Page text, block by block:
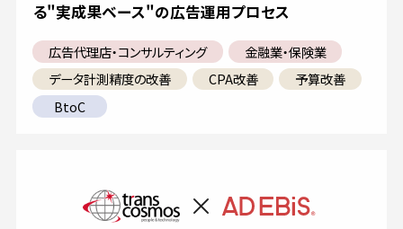
る"実成果ベース"の広告運用プロセス
広告代理店・コンサルティング
金融業・保険業
データ計測精度の改善
CPA改善
予算改善
BtoC